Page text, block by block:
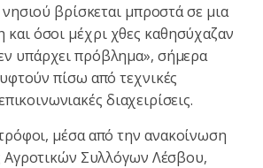
βρίσκεται μπροστά σε μια
όσοι μέχρι χθες καθησύχαζαν
υπάρχει πρόβλημα», σήμερα
πίσω από τεχνικές
διαχειρίσεις.
μέσα από την ανακοίνωση
Αγροτικών Συλλόγων Λέσβου,